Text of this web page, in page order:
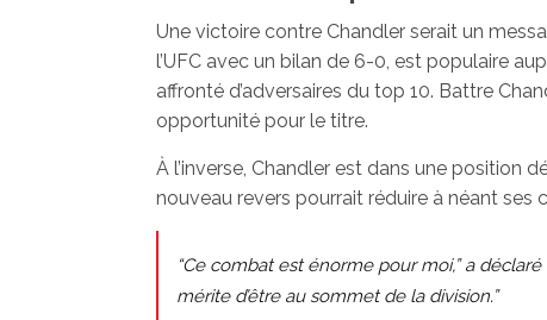
Une victoire contre Chandler serait un
l’UFC avec un bilan de 6-0, est populaire
affronté d’adversaires du top 10. Battre
opportunité pour le titre.
À l’inverse, Chandler est dans une position
nouveau revers pourrait réduire à néant ses
“Ce combat est énorme pour moi,” a
mérite d’être au sommet de la division.”